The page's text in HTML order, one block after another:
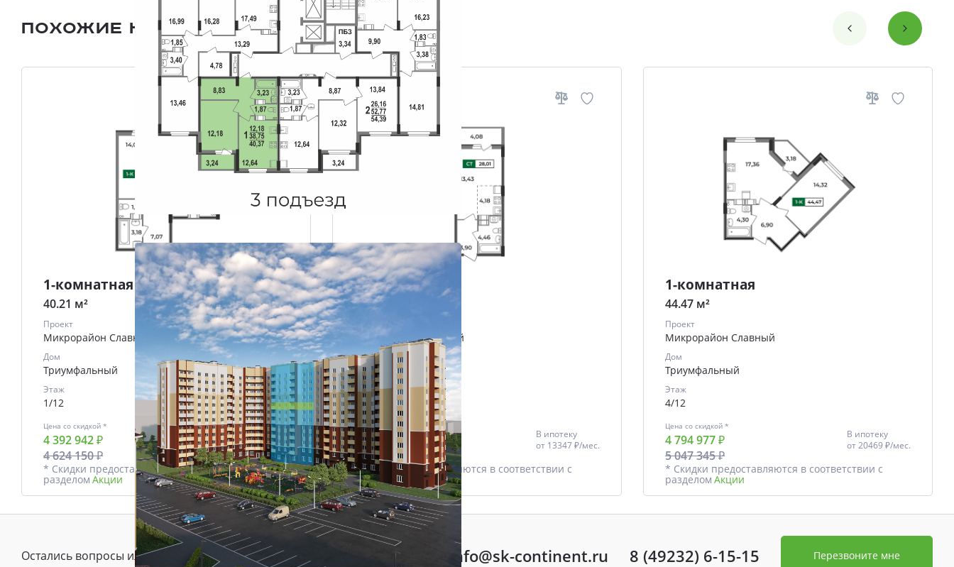
Похожие квартиры Все планировки
1-комнатная
40.21 м²
Проект
Микрорайон Славный
Дом
Триумфальный
Этаж
1/12
Цена со скидкой *
4 392 942 ₽
4 624 150 ₽
В ипотеку
от18753 ₽/мес.
* Скидки предоставляются в соответствии с
разделом Акции
Студия
28.01 м²
Проект
Микрорайон Славный
Дом
Триумфальный
Этаж
2/12
Цена со скидкой *
3 126 616 ₽
3 291 175 ₽
В ипотеку
от 13347 ₽/мес.
* Скидки предоставляются в соответствии с
разделом Акции
1-комнатная
44.47 м²
Проект
Микрорайон Славный
Дом
Триумфальный
Этаж
4/12
Цена со скидкой *
4 794 977 ₽
5 047 345 ₽
В ипотеку
от20469 ₽/мес.
* Скидки предоставляются в соответствии с
разделом Акции
Остались вопросы или предложения? Задать вопрос info@sk-continent.ru 8 (49232) 6-15-15 Перезвоните мне